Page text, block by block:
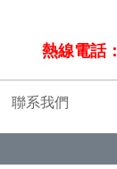
熱線電話：
聯系我們